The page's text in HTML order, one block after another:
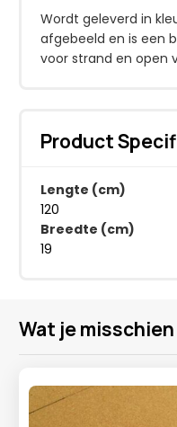
Wordt geleverd in
afgebeeld en is een
voor strand en open
Product
Lengte (cm)
120
Breedte (cm)
19
Wat je